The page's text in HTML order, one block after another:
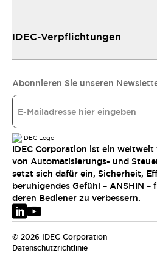
IDEC-Verpflichtungen
Abonnieren Sie unseren
IDEC Corporation ist ein
von Automatisierungs- und
setzt sich dafür ein, Sicherheit,
beruhigendes Gefühl – ANSHIN –
deren Bediener zu verbessern.
© 2026 IDEC Corporation
Datenschutzrichtlinie